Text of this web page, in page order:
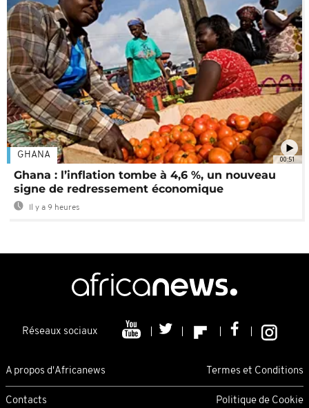
00:51
GHANA
Ghana : l’inflation tombe à 4,6 %, un nouveau
signe de redressement économique
Il y a 9 heures
Réseaux sociaux
A propos d'Africanews Termes et Conditions
Contacts Politique de Cookie